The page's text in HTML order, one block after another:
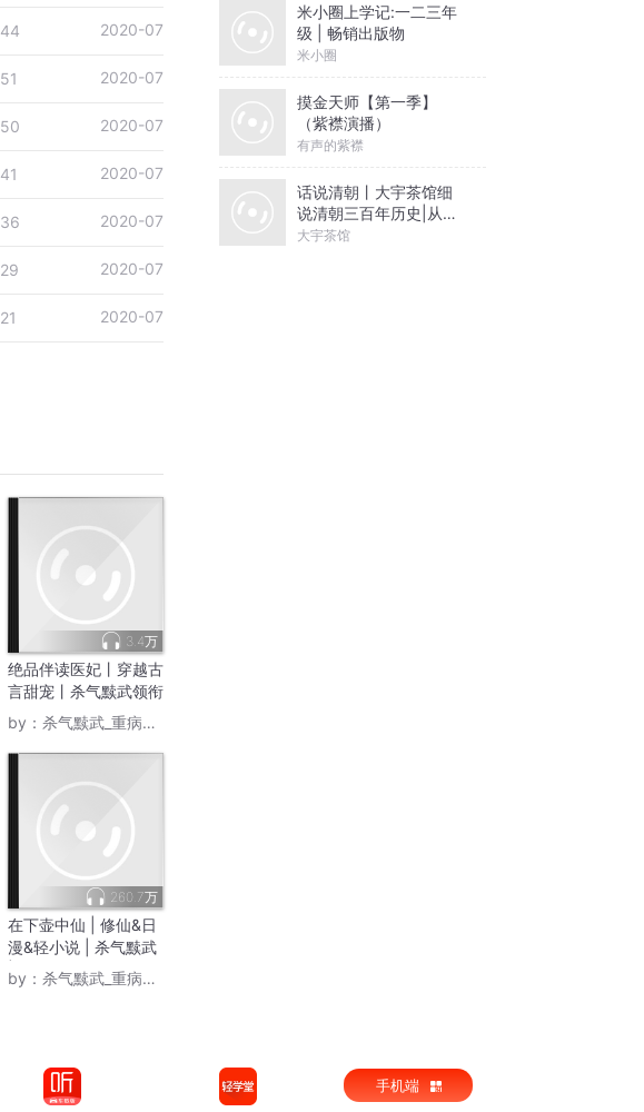
44 2020-07
51 2020-07
50 2020-07
41 2020-07
36 2020-07
29 2020-07
21 2020-07
3.4万
绝品伴读医妃丨穿越古
言甜宠丨杀气黩武领衔
多人
by： 杀气黩武_重病暂退
260.7万
在下壶中仙 | 修仙&日
漫&轻小说 | 杀气黩武
|多人有声剧
by： 杀气黩武_重病暂退
米小圈上学记:一二三年
级 | 畅销出版物
米小圈
摸金天师【第一季】
（紫襟演播）
有声的紫襟
话说清朝丨大宇茶馆细
说清朝三百年历史|从努
尔哈赤到末代皇帝溥仪|
大宇茶馆
手机端